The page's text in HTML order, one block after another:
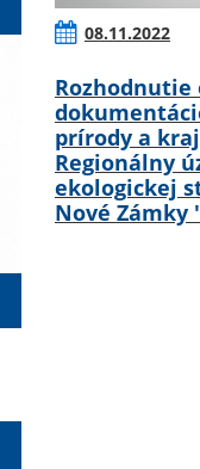
08.11.2022
Rozhodnutie
prírody a
Regionálny
ekologickej
Nové Zámky